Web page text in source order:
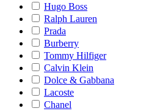
Hugo Boss
Ralph Lauren
Prada
Burberry
Tommy Hilfiger
Calvin Klein
Dolce & Gabbana
Lacoste
Chanel